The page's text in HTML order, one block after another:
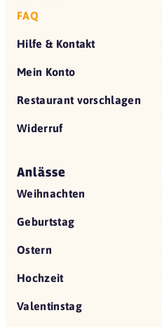
FAQ
Hilfe & Kontakt
Mein Konto
Restaurant vorschlagen
Widerruf
Anlässe
Weihnachten
Geburtstag
Ostern
Hochzeit
Valentinstag